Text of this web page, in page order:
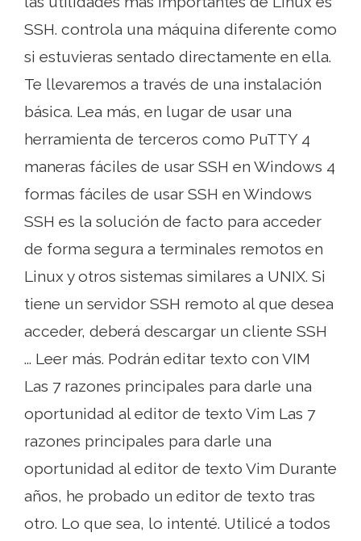
SSH. controla una máquina diferente como
si estuvieras sentado directamente en ella.
Te llevaremos a través de una instalación
básica. Lea más, en lugar de usar una
herramienta de terceros como PuTTY 4
maneras fáciles de usar SSH en Windows 4
formas fáciles de usar SSH en Windows
SSH es la solución de facto para acceder
de forma segura a terminales remotos en
Linux y otros sistemas similares a UNIX. Si
tiene un servidor SSH remoto al que desea
acceder, deberá descargar un cliente SSH
... Leer más. Podrán editar texto con VIM
Las 7 razones principales para darle una
oportunidad al editor de texto Vim Las 7
razones principales para darle una
oportunidad al editor de texto Vim Durante
años, he probado un editor de texto tras
otro. Lo que sea, lo intenté. Utilicé a todos